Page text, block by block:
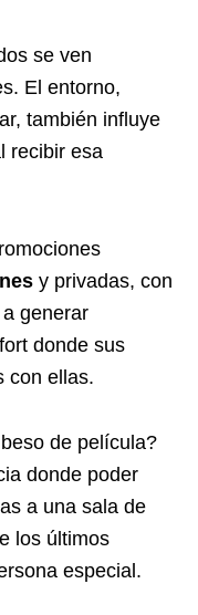
se ven
El entorno,
también influye
recibir esa
y privadas, con
generar
donde sus
con ellas.
de película?
donde poder
a una sala de
los últimos
especial.